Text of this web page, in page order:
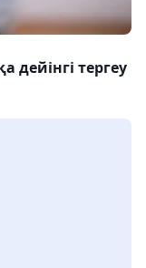
дейінгі тергеу